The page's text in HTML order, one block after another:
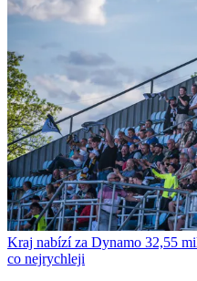
Kraj nabízí za Dynamo 32,55
co nejrychleji